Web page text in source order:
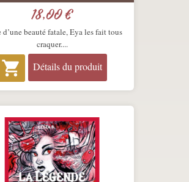
Prix
18,00 €
d’une beauté fatale, Eya les fait tous
craquer....
 Détails du produit